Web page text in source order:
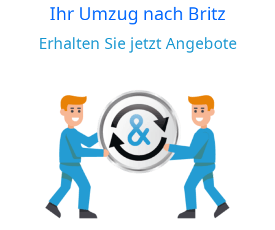
Ihr Umzug nach Britz
Erhalten Sie jetzt Angebote